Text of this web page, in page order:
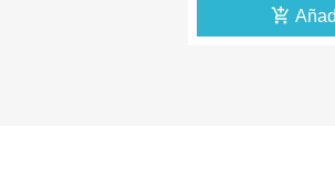
add_shopping_cart